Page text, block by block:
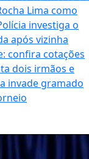
Lima como
investiga o
após vizinha
confira cotações
dois irmãos e
invade gramado